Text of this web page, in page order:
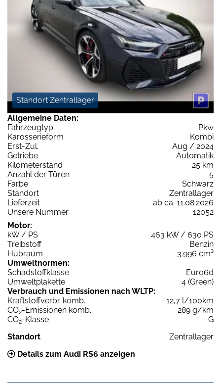
Standort Zentrallager
Allgemeine Daten:
Fahrzeugtyp
Pkw
Karosserieform
Kombi
Erst-Zul.
Aug / 2024
Getriebe
Automatik
Kilometerstand
25 km
Anzahl der Türen
5
Farbe
Schwarz
Standort
Zentrallager
Lieferzeit
ab ca. 11.08.2026
Unsere Nummer
12052
Motor:
kW / PS
463 kW / 630 PS
Treibstoff
Benzin
Hubraum
3.996 cm³
Umweltnormen:
Schadstoffklasse
Euro6d
Umweltplakette
4 (Green)
Verbrauch und Emissionen nach WLTP:
Kraftstoffverbr. komb.
12,7 l/100km
CO2-Emissionen komb.
289 g/km
CO2-Klasse
G
Standort
Zentrallager
Details zum Audi RS6 anzeigen